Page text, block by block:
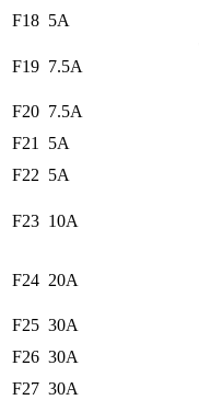
F18 5A
F19 7.5A
F20 7.5A
F21
5A
F22 5A
F23 10A
F24 20A
F25 30A
F26 30A
F27 30A